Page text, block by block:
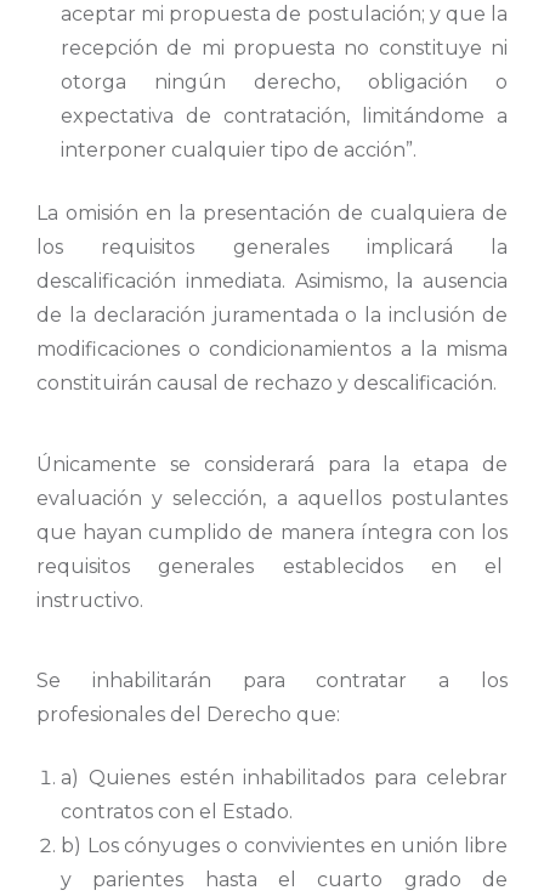
aceptar mi propuesta de postulación; y que la
recepción de mi propuesta no constituye ni
otorga ningún derecho, obligación o
expectativa de contratación, limitándome a
interponer cualquier tipo de acción”.
La omisión en la presentación de cualquiera de
los requisitos generales implicará la
descalificación inmediata. Asimismo, la ausencia
de la declaración juramentada o la inclusión de
modificaciones o condicionamientos a la misma
constituirán causal de rechazo y descalificación.
Únicamente se considerará para la etapa de
evaluación y selección, a aquellos postulantes
que hayan cumplido de manera íntegra con los
requisitos generales establecidos en el
instructivo.
Se inhabilitarán para contratar a los
profesionales del Derecho que:
a) Quienes estén inhabilitados para celebrar
contratos con el Estado.
b) Los cónyuges o convivientes en unión libre
y parientes hasta el cuarto grado de